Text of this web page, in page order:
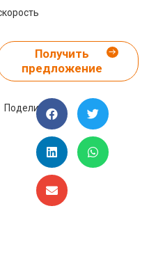
Получить
предложение
Поделиться: